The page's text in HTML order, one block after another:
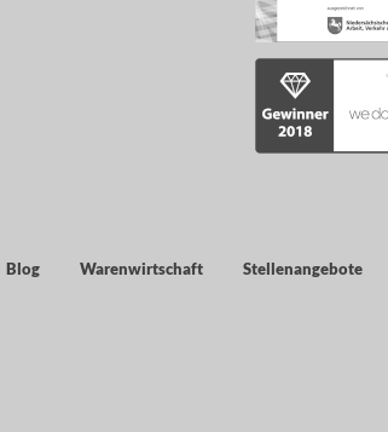
Blog Warenwirtschaft Stellenangebote